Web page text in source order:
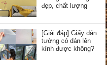
đẹp, chất lượng
[Giải đáp] Giấy dán
tường có dán lên
kính được không?